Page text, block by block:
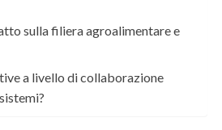
sulla filiera agroalimentare e
a livello di collaborazione